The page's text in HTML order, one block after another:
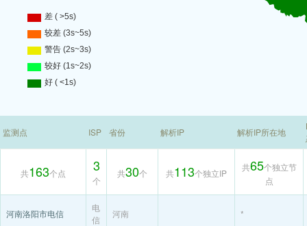
监测点 ISP 省份 解析IP 解析IP所在地
共163个点 3
个
共30个 共113个独立IP
共65个独立节
点
河南洛阳市电信
电
信
河南 *